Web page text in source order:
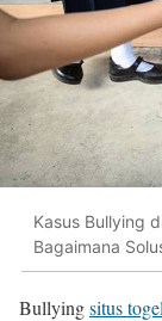
Kasus Bullying
Bagaimana
Bullyingsitus